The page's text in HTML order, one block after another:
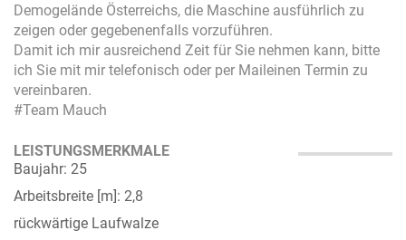
Demogelände Österreichs, die Maschine ausführlich zu
zeigen oder gegebenenfalls vorzuführen.
Damit ich mir ausreichend Zeit für Sie nehmen kann, bitte
ich Sie mit mir telefonisch oder per Maileinen Termin zu
vereinbaren.
#Team Mauch
LEISTUNGSMERKMALE
Baujahr: 25
Arbeitsbreite [m]: 2,8
rückwärtige Laufwalze